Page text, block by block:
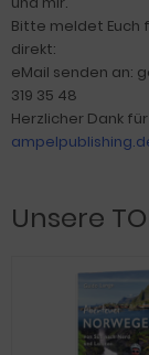
Bitte meldet Euch
direkt:
eMail senden an:
319 35 48
Herzlicher Dank
Unsere